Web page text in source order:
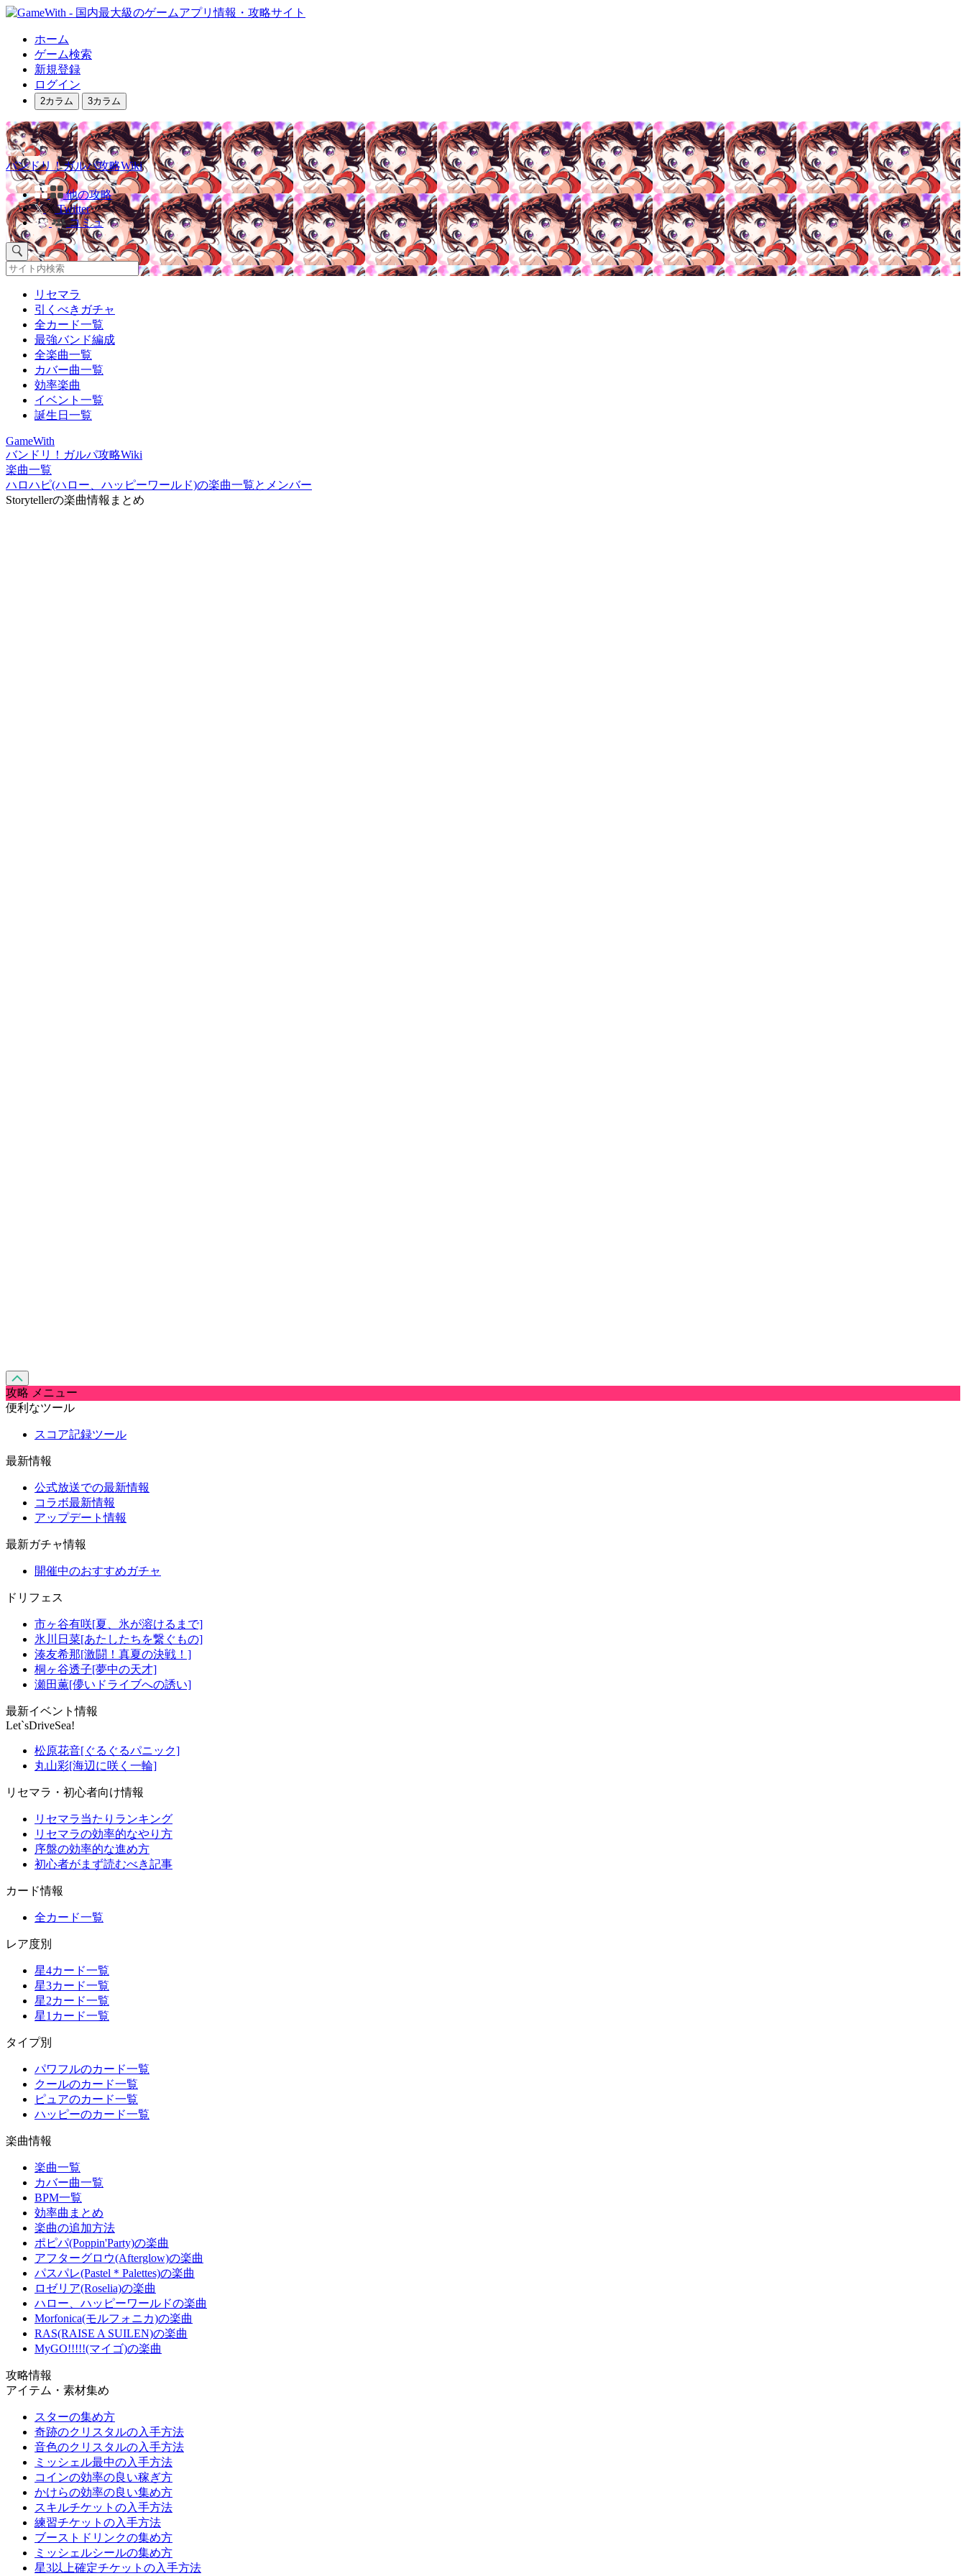
ホーム
ゲーム検索
新規登録
ログイン
2カラム 3カラム
バンドリ！ガルパ攻略Wiki
他の攻略
Twitter
コミュ
リセマラ
引くべきガチャ
全カード一覧
最強バンド編成
全楽曲一覧
カバー曲一覧
効率楽曲
イベント一覧
誕生日一覧
GameWith
バンドリ！ガルパ攻略Wiki
楽曲一覧
ハロハピ(ハロー、ハッピーワールド)の楽曲一覧とメンバー
Storytellerの楽曲情報まとめ
攻略 メニュー
便利なツール
スコア記録ツール
最新情報
公式放送での最新情報
コラボ最新情報
アップデート情報
最新ガチャ情報
開催中のおすすめガチャ
ドリフェス
市ヶ谷有咲[夏、氷が溶けるまで]
氷川日菜[あたしたちを繋ぐもの]
湊友希那[激闘！真夏の決戦！]
桐ヶ谷透子[夢中の天才]
瀬田薫[儚いドライブへの誘い]
最新イベント情報
Let`sDriveSea!
松原花音[ぐるぐるパニック]
丸山彩[海辺に咲く一輪]
リセマラ・初心者向け情報
リセマラ当たりランキング
リセマラの効率的なやり方
序盤の効率的な進め方
初心者がまず読むべき記事
カード情報
全カード一覧
レア度別
星4カード一覧
星3カード一覧
星2カード一覧
星1カード一覧
タイプ別
パワフルのカード一覧
クールのカード一覧
ピュアのカード一覧
ハッピーのカード一覧
楽曲情報
楽曲一覧
カバー曲一覧
BPM一覧
効率曲まとめ
楽曲の追加方法
ポピパ(Poppin'Party)の楽曲
アフターグロウ(Afterglow)の楽曲
パスパレ(Pastel＊Palettes)の楽曲
ロゼリア(Roselia)の楽曲
ハロー、ハッピーワールドの楽曲
Morfonica(モルフォニカ)の楽曲
RAS(RAISE A SUILEN)の楽曲
MyGO!!!!!(マイゴ)の楽曲
攻略情報
アイテム・素材集め
スターの集め方
奇跡のクリスタルの入手方法
音色のクリスタルの入手方法
ミッシェル最中の入手方法
コインの効率の良い稼ぎ方
かけらの効率の良い集め方
スキルチケットの入手方法
練習チケットの入手方法
ブーストドリンクの集め方
ミッシェルシールの集め方
星3以上確定チケットの入手方法